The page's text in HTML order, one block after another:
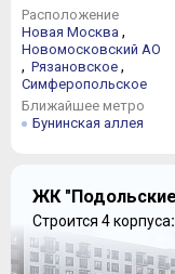
Расположение
Новая Москва ,
Новомосковский АО
, Рязановское ,
Симферопольское
Ближайшее метро
Бунинская аллея
ЖК
Строится 4 корпуса